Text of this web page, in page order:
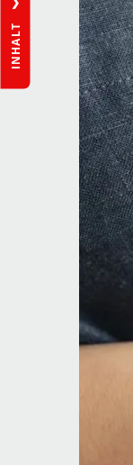
INHALT